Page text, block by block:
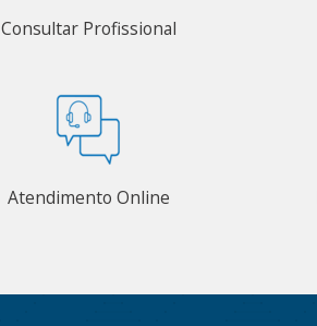
Consultar Profissional
Atendimento Online